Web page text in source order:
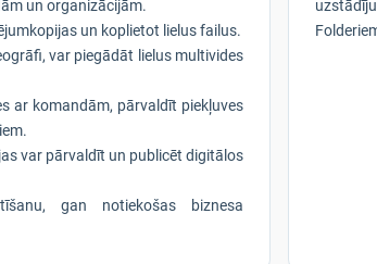
un organizācijām.
un koplietot lielus failus.
var piegādāt lielus multivides
ar komandām, pārvaldīt piekļuves
var pārvaldīt un publicēt digitālos
gan notiekošas biznesa